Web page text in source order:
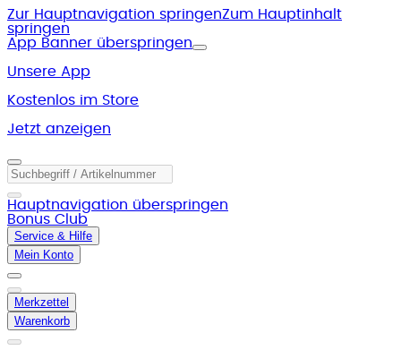
Zur Hauptnavigation springenZum Hauptinhalt
springen
App Banner überspringen
Unsere App
Kostenlos im Store
Jetzt anzeigen
Hauptnavigation überspringen
Bonus Club
Service & Hilfe
Mein Konto
Merkzettel
Warenkorb